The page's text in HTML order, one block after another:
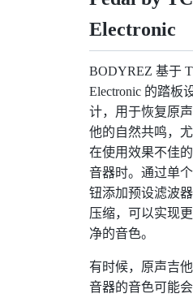
Electronic
BODYREZ 基于
Electronic 的踏板
计，用于恢复原
他的自然共鸣，
在使用效果不佳
音器时。通过单
钮添加预设滤波
压缩，可以实现
净的音色。
有时候，原声吉
音器的音色可能